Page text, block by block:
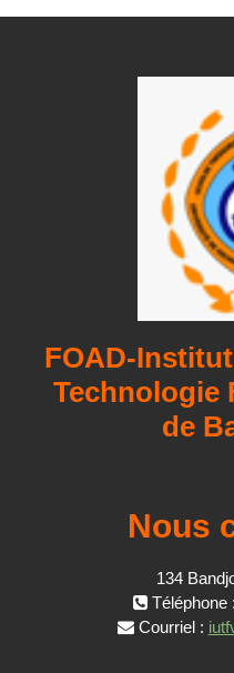
FOAD-
Technologie
de
Nous
134
Téléphone
Courriel :